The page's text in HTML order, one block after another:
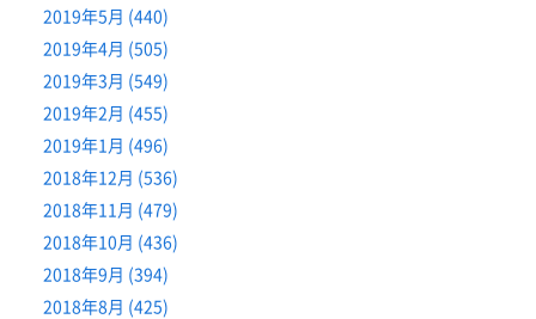
2019年5月 (440)
2019年4月 (505)
2019年3月 (549)
2019年2月 (455)
2019年1月 (496)
2018年12月 (536)
2018年11月 (479)
2018年10月 (436)
2018年9月 (394)
2018年8月 (425)